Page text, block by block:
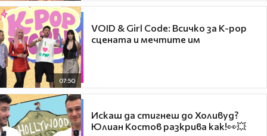
07:50
VOID & Girl Code: Всичко за K-pop
сцената и мечтите им
Искаш да стигнеш до Холивуд?
Юлиан Костов разкрива как!👀💥